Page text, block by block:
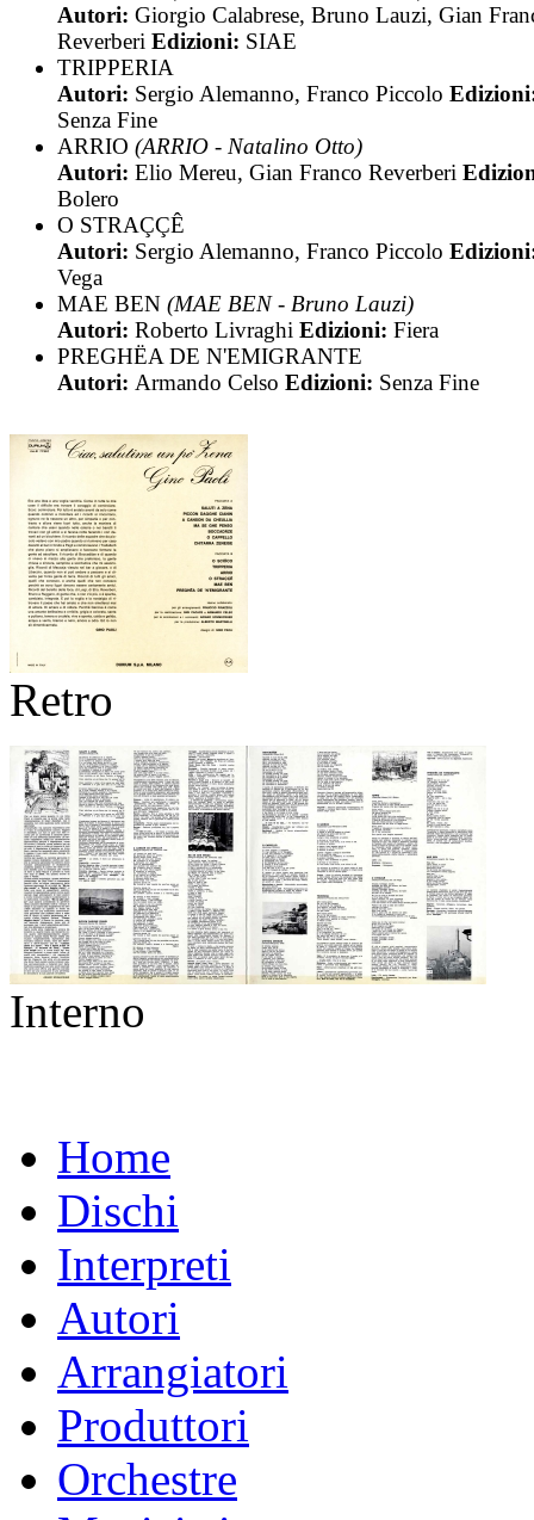
Autori: Giorgio Calabrese, Bruno Lauzi, Gian
Reverberi Edizioni: SIAE
TRIPPERIA
Autori: Sergio Alemanno, Franco Piccolo
Senza Fine
ARRIO (ARRIO - Natalino Otto)
Autori: Elio Mereu, Gian Franco Reverberi
Bolero
O STRAÇÇÊ
Autori: Sergio Alemanno, Franco Piccolo
Vega
MAE BEN (MAE BEN - Bruno Lauzi)
Autori: Roberto Livraghi Edizioni: Fiera
PREGHËA DE N'EMIGRANTE
Autori: Armando Celso Edizioni: Senza Fine
Retro
Interno
Home
Dischi
Interpreti
Autori
Arrangiatori
Produttori
Orchestre